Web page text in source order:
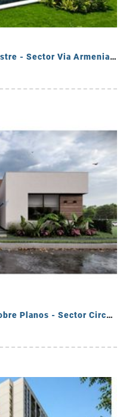
Se Vende Exclusiva Casa Campestre - Sector Via Armenia Calarca
Se Venden Casas Campestres Sobre Planos - Sector Circasia